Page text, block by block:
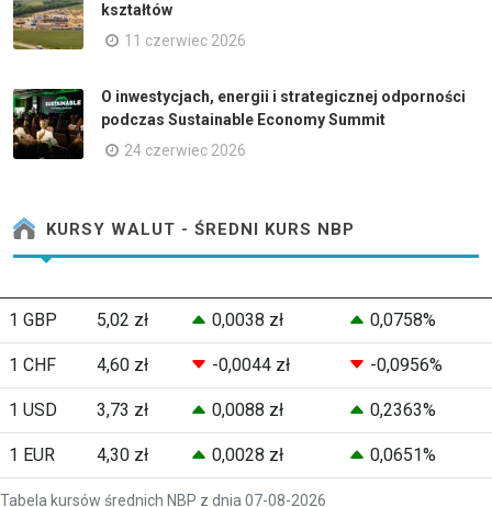
kształtów
11 czerwiec 2026
O inwestycjach, energii i strategicznej odporności
podczas Sustainable Economy Summit
24 czerwiec 2026
KURSY WALUT - ŚREDNI KURS NBP
Tabela kursów średnich NBP z dnia 07-08-2026
1 GBP 5,02 zł 0,0038 zł 0,0758%
1 CHF 4,60 zł -0,0044 zł -0,0956%
1 USD 3,73 zł 0,0088 zł 0,2363%
1 EUR 4,30 zł 0,0028 zł 0,0651%